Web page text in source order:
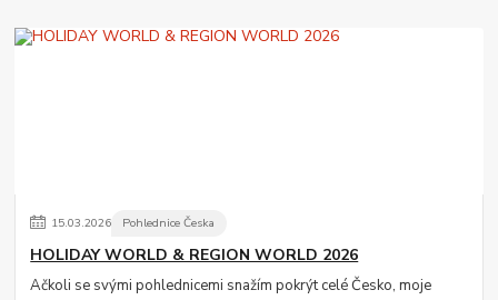
15.03.2026 Pohlednice Česka
HOLIDAY WORLD & REGION WORLD 2026
Ačkoli se svými pohlednicemi snažím pokrýt celé Česko, moje